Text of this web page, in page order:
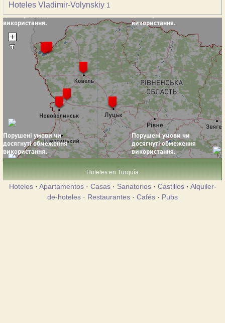
Hoteles Vladimir-Volynskiy 1
Hoteles en Turquía
Hoteles· Apartamentos· Casas· Sanatorios· Castillos· Alquiler-
de-hoteles · Restaurantes · Cafés · Pubs